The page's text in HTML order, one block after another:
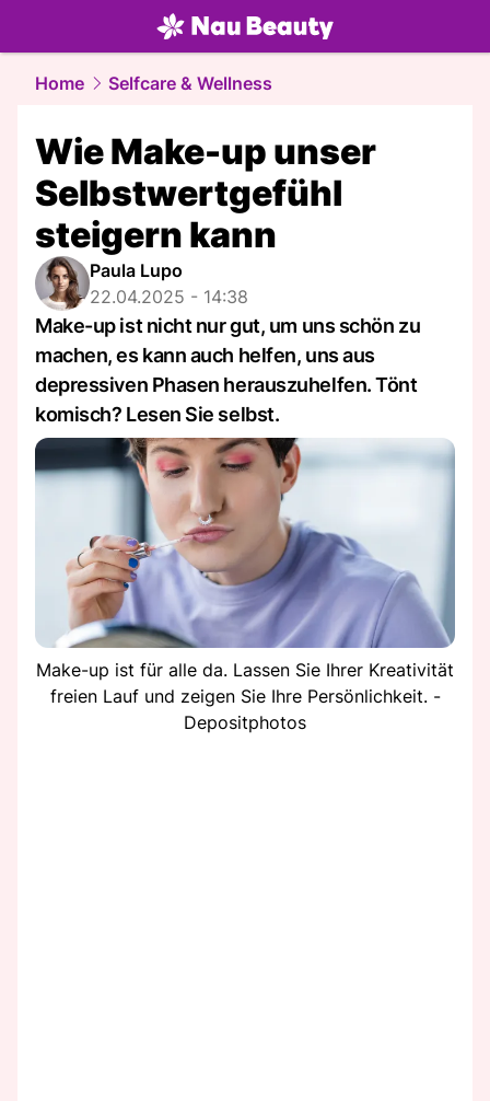
beauty.NAU.ch
Home Selfcare & Wellness
Wie Make-up unser
Selbstwertgefühl
steigern kann
Paula Lupo
22.04.2025 - 14:38
Make-up ist nicht nur gut, um uns schön zu
machen, es kann auch helfen, uns aus
depressiven Phasen herauszuhelfen. Tönt
komisch? Lesen Sie selbst.
Make-up ist für alle da. Lassen Sie Ihrer Kreativität
freien Lauf und zeigen Sie Ihre Persönlichkeit. -
Depositphotos